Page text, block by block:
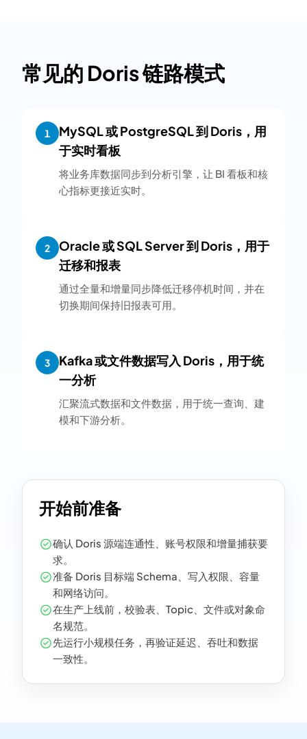
常见的 Doris 链路模式
1
MySQL 或 PostgreSQL 到 Doris，用
于实时看板
将业务库数据同步到分析引擎，让 BI 看板和核
心指标更接近实时。
2
Oracle 或 SQL Server 到 Doris，用于
迁移和报表
通过全量和增量同步降低迁移停机时间，并在
切换期间保持旧报表可用。
3
Kafka 或文件数据写入 Doris，用于统
一分析
汇聚流式数据和文件数据，用于统一查询、建
模和下游分析。
开始前准备
确认 Doris 源端连通性、账号权限和增量捕获要
求。
准备 Doris 目标端 Schema、写入权限、容量
和网络访问。
在生产上线前，校验表、Topic、文件或对象命
名规范。
先运行小规模任务，再验证延迟、吞吐和数据
一致性。